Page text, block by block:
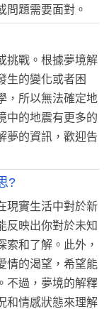
問題需要面對。
挑戰。根據夢境解
生的變化或者困
，所以無法確定地
中的地震有更多的
夢的資訊，歡迎告
?
現實生活中對於新
反映出你對於未知
索和了解。此外，
情的渴望，希望能
不過，夢境的解釋
和情感狀態來理解